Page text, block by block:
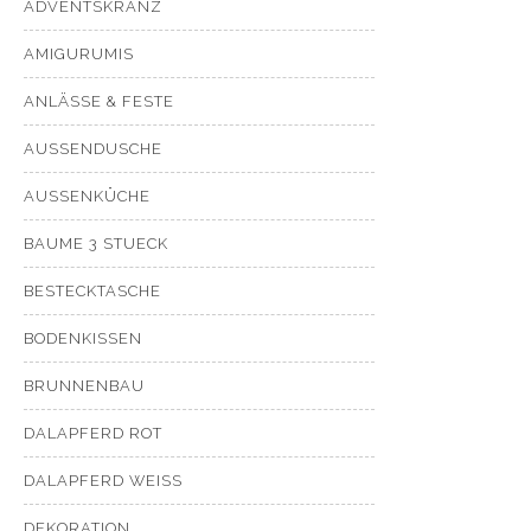
ADVENTSKRANZ
AMIGURUMIS
ANLÄSSE & FESTE
AUSSENDUSCHE
AUSSENKÜCHE
BAUME 3 STUECK
BESTECKTASCHE
BODENKISSEN
BRUNNENBAU
DALAPFERD ROT
DALAPFERD WEISS